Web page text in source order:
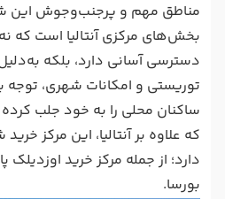
مناطق مهم و پرجنب‌وجوش این
بخش‌های مرکزی آنتالیا است که
دسترسی آسانی دارد، بلکه
توریستی و امکانات شهری، توجه
ساکنان محلی را به خود جلب
که علاوه بر آنتالیا، این مرکز
دارد؛ از جمله مرکز خرید اوزدیلک
بورسا.